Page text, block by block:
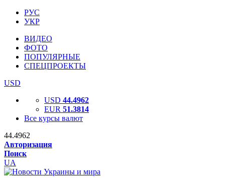
РУС
УКР
ВИДЕО
ФОТО
ПОПУЛЯРНЫЕ
СПЕЦПРОЕКТЫ
USD
USD 44.4962
EUR 51.3814
Все курсы валют
44.4962
Авторизация
Поиск
UA